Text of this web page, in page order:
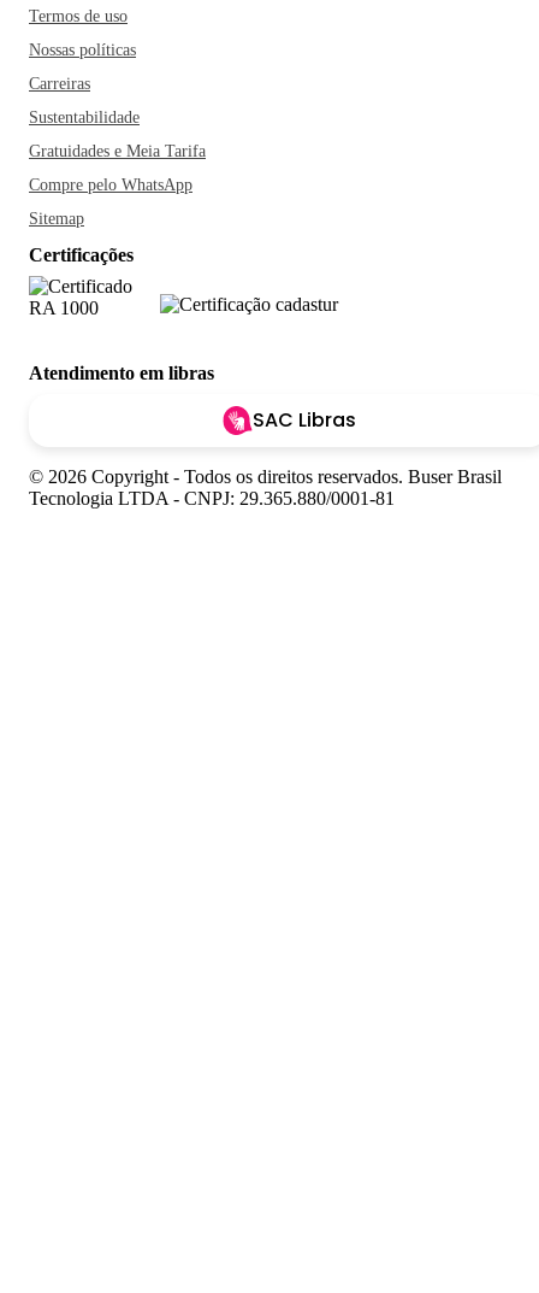
Termos de uso
Nossas políticas
Carreiras
Sustentabilidade
Gratuidades e Meia Tarifa
Compre pelo WhatsApp
Sitemap
Certificações
Atendimento em libras
SAC Libras
© 2026 Copyright - Todos os direitos reservados. Buser Brasil
Tecnologia LTDA - CNPJ: 29.365.880/0001-81